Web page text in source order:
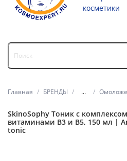
косметики
Главная БРЕНДЫ ...
SkinoSophy Тоник с
витаминами В3 и В5, 150 мл |
tonic